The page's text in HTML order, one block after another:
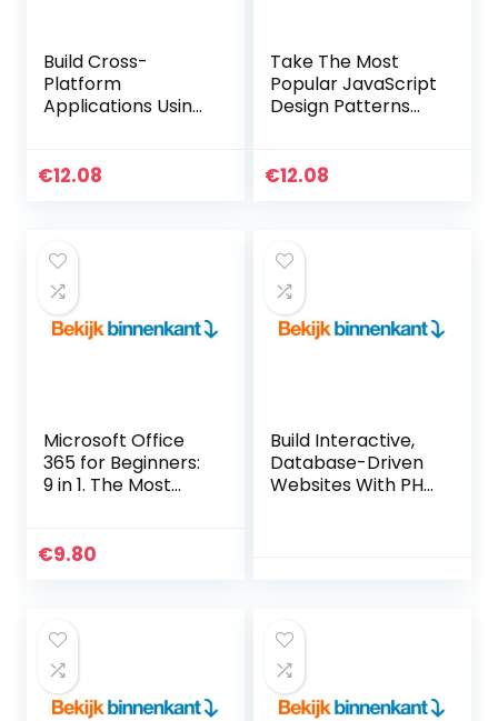
Build Cross-
Platform
Applications Using
React Native &
€12.08
Take The Most
Popular JavaScript
Design Patterns
editie
€12.08
Microsoft Office
365 for Beginners:
9 in 1. The Most
Pro in No Time
… OneDrive, and
Teams (English
Edition) Kindle-
editie
€9.80
Build Interactive,
Database-Driven
Websites With PHP